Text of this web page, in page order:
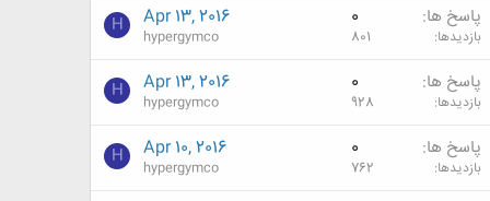
پاسخ ها 0
بازدیدها 801
Apr 13, 2016
hypergymco
H
پاسخ ها 0
بازدیدها 928
Apr 13, 2016
hypergymco
H
پاسخ ها 0
بازدیدها 762
Apr 10, 2016
hypergymco
H